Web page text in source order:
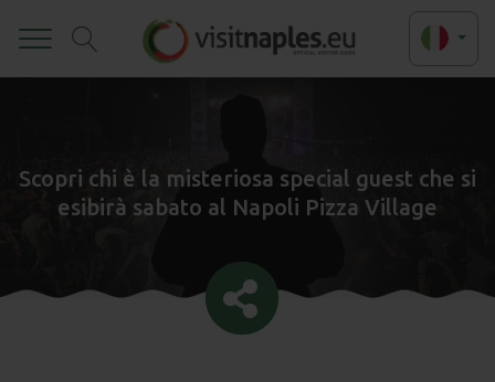
Scopri chi è la misteriosa special guest che si
esibirà sabato al Napoli Pizza Village